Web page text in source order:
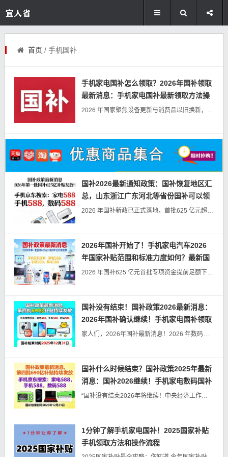
首页 / 手机国补
手机家电国补怎么领取？2026年国补领取
最新消息：手机家电国补最新领取方法操
作教程一览！
2026 年国家聚焦设备更新与消费品以旧换新，推出覆盖手机数码、家电、汽车三大领域的消费补贴政策，以实打实的资金红利助力居民消费升级。本次国补执行全国统一标准，补贴力度明确、申领渠道多元，线上线下均可便捷...
国补2026最新通知政策：国补恢复地区汇
总，山东浙江广东河北等省份国补可以领
取，买手机数码家电别错过！
2026 年国补新政已正式落地，首批625 亿元超长期特别国债资金于 1 月 1 日足额下达，全国 31 省区市及兵团已全面开放补贴申领通道，聚焦民生消费升级与产业设备更新两大核心，覆盖家电、数码、汽车以...
2026年国补开始了！手机家电汽车2026
年国家补贴范围和标准力度如何？最新国
补领取方法操作教程来了！
2026 年国补625 亿元首批专项资金提前足额下达，精准锁定汽车、家电、数码智能三大大宗消费领域，无缝衔接元旦春节消费旺季，为市场注入强劲活力。本次政策以 “精准赋能、绿色升级” 为核心，完成多维机制革...
国补没有结束！国补政策2026最新消息：
2026年国补确认继续！手机家电国补领取
方法教程一览！
家人们，2026年国补最新消息！2026 年数码家电手机国补政策正式确认延续，利好刚需采购！但紧急提醒：2025 年最后一波 690 亿普惠补贴，12 月 31 日 24 点结束，额度清零不补发，这是史上...
国补什么时候结束？国补政策2025年最新
消息：国补2026继续！手机家电数码国补
领取方法操作教程一览！
“国补没有结束2026年将继续！中央经济工作会议明确，2026 年消费品以旧换新政策不会退出，而是升级为 “精准滴灌”。 而2025 年 12 月23日国补 “末班车” 进入最后 9 天冲刺！第四批 69...
1分钟了解手机家电国补！2025国家补贴
手机领取方法和操作流程